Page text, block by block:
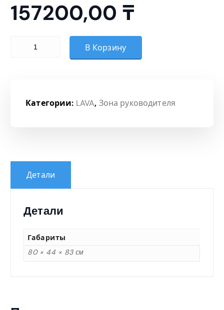
157200,00 ₸
Количество товара Шкаф
В Корзину
Категории: LAVA, Зона руководителя
Детали
Детали
Габариты
80 × 44 × 83 см